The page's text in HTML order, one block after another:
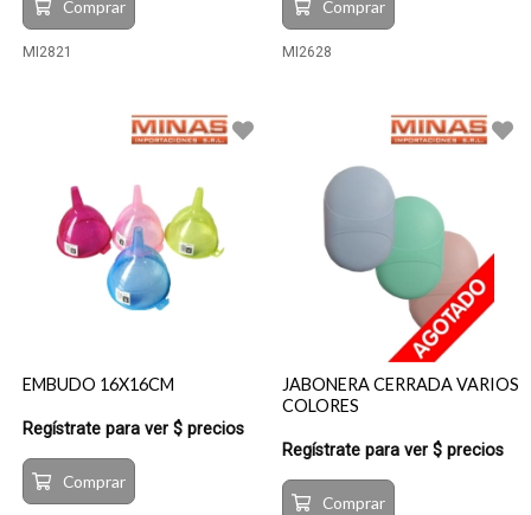
Comprar
MI2821
Comprar
MI2628
EMBUDO 16X16CM
Regístrate para ver $ precios
Comprar
JABONERA CERRADA VARIOS
COLORES
Regístrate para ver $ precios
Comprar